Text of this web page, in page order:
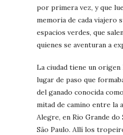
por primera vez, y que
memoria de cada viajero
espacios verdes, que
quienes se aventuran a
La ciudad tiene un origen
lugar de paso que
del ganado conocida
mitad de camino entre la
Alegre, en Rio Grande do
São Paulo. Allí los